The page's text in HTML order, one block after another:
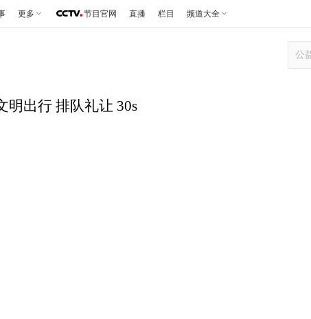
更多 节目官网 直播 栏目 频道大全
明出行 排队礼让 30s